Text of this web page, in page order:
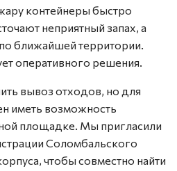
контейнеры быстро
неприятный запах, а
ближайшей территории.
оперативного решения.
вывоз отходов, но для
иметь возможность
площадке. Мы пригласили
Соломбальского
чтобы совместно найти